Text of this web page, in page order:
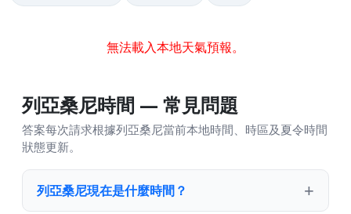
無法載入本地天氣預報。
列亞桑尼時間 — 常見問題
答案每次請求根據列亞桑尼當前本地時間、時區及夏令時間
狀態更新。
列亞桑尼現在是什麼時間？